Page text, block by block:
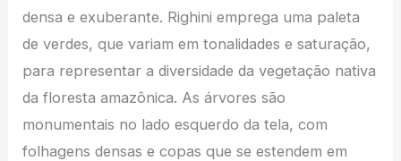
densa e exuberante. Righini emprega uma paleta
de verdes, que variam em tonalidades e saturação,
para representar a diversidade da vegetação nativa
da floresta amazônica. As árvores são
monumentais no lado esquerdo da tela, com
folhagens densas e copas que se estendem em